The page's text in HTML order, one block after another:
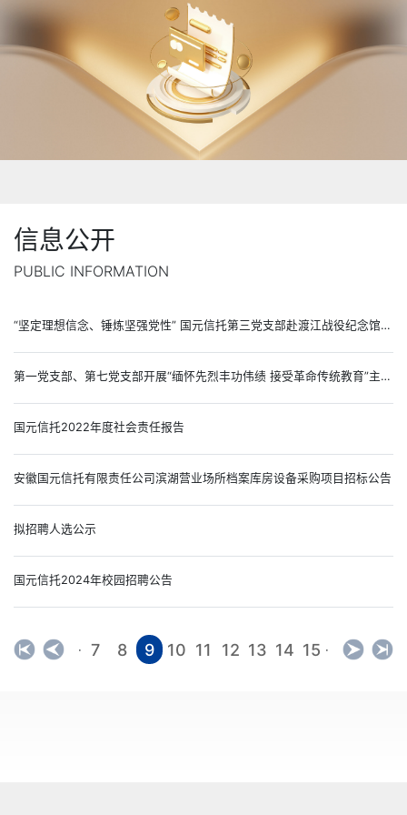
信息公开
PUBLIC INFORMATION
“坚定理想信念、锤炼坚强党性” 国元信托第三党支部赴渡江战役纪念馆开展主题党日活动
第一党支部、第七党支部开展“缅怀先烈丰功伟绩 接受革命传统教育”主题党日活动
国元信托2022年度社会责任报告
安徽国元信托有限责任公司滨湖营业场所档案库房设备采购项目招标公告
拟招聘人选公示
国元信托2024年校园招聘公告
· 7 8 9 10 11 12 13 14 15 ·